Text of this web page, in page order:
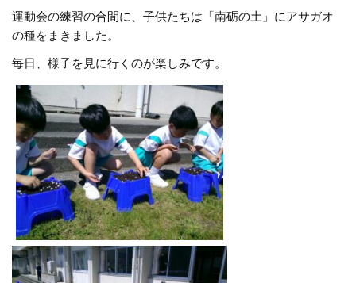
運動会の練習の合間に、子供たちは「南砺の土」にアサガオ
の種をまきました。
毎日、様子を見に行くのが楽しみです。